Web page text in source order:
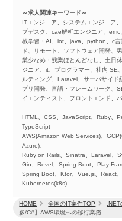
HOME 全国のIT案件TOP .NET
多/C#】AWS環境への移行業務
～求人関連キーワード～
ITエンジニア、システムエンジニア
プデスク、cae解析エンジニア、
械学習・AI、iot、java、python、c
ド、リモート、ソフトウェア開発、
業少なめ・残業ほとんどなし、土日
ジニア、it、プログラマー、社内 SE
ルティング、Laravel、サーバサイド
プリ開発、言語・フレームワーク、
イエンティスト、フロントエンド、
HTML、CSS、JavaScript、Ruby、
TypeScript
AWS(Amazon Web Services)、
Azure)、
Ruby on Rails、Sinatra、Laravel、
Gin、Revel、Spring Boot、Play
Spring Boot、Ktor、Vue.js、React
Kubernetes(k8s)